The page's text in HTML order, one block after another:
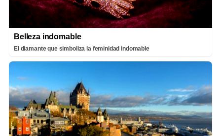
Belleza indomable
El diamante que simboliza la feminidad indomable